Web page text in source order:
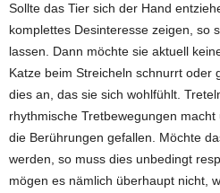
Sollte das Tier sich der Hand
komplettes Desinteresse zeigen, so
lassen. Dann möchte sie aktuell
Katze beim Streicheln schnurrt oder
dies an, das sie sich wohlfühlt.
rhythmische Tretbewegungen
die Berührungen gefallen. Möchte
werden, so muss dies unbedingt
mögen es nämlich überhaupt nicht,